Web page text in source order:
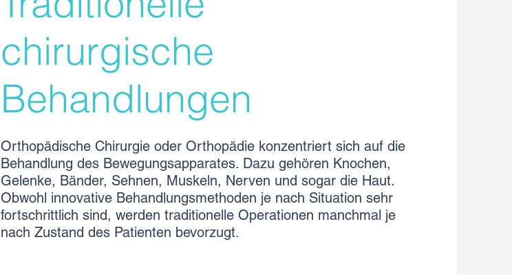
chirurgische
Behandlungen
Orthopädische Chirurgie oder Orthopädie konzentriert sich auf die
Behandlung des Bewegungsapparates. Dazu gehören Knochen,
Gelenke, Bänder, Sehnen, Muskeln, Nerven und sogar die Haut.
Obwohl innovative Behandlungsmethoden je nach Situation sehr
fortschrittlich sind, werden traditionelle Operationen manchmal je
nach Zustand des Patienten bevorzugt.